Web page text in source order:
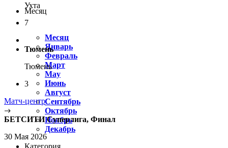
Месяц
Месяц
Январь
Февраль
Март
May
Июнь
Август
Сентябрь
Октябрь
Ноябрь
Декабрь
Категория
Ухта
7
Тюмень
Тюмень
3
Матч-центр
БЕТСИТИ Суперлига, Финал
30 Мая 2026